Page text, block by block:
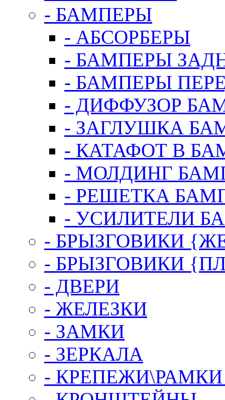
- БАМПЕРЫ
- АБСОРБЕРЫ
- БАМПЕРЫ
- БАМПЕРЫ
- ДИФФУЗОР
- ЗАГЛУШКА
- КАТАФОТ В
- МОЛДИНГ
- РЕШЕТКА
- УСИЛИТЕЛИ
- БРЫЗГОВИКИ
- БРЫЗГОВИКИ
- ДВЕРИ
- ЖЕЛЕЗКИ
- ЗАМКИ
- ЗЕРКАЛА
-